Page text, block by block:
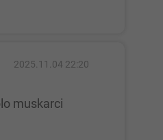
2025.11.04 22:20